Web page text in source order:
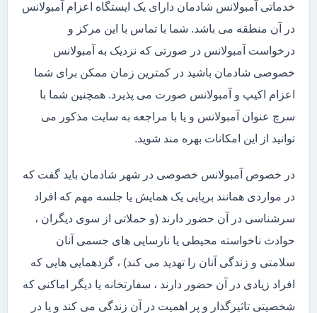
خدماتی آمبولانس شادمان دارای یک ایستگاه اعزام آمبولانس
در آن منطقه می باشد. شما با تماس با این مرکز و
درخواست آمبولانس در صورتی که نزدیک به آمبولانس
خصوصی شادمان باشید در کمترین زمان ممکن برای شما
اعزام اکیپ و آمبولانس صورت می پذیرد. همچنین شما با
سرچ عنوان آمبولانس و یا با مراجعه به سایت مذکور می
توانید از این امکانات بهره مند شوید.
در خصوص آمبولانس خصوصی در شهر شادمان باید گفت که
در مواردی همانند برپایی یک همایش یا جلسه مهم که افراد
سرشناسی در آن حضور دارند (و حملاتی از سوی دیگران ،
حوادث ناخواسته محیطی یا نارسایی های جسمی آنان
سلامتی و زندگی آنان را تهدید می کند) ، گردهمایی هایی که
افراد زیادی در آن حضور دارند ، سفارتخانه یا دیگر اماکنی که
شخصیتی تاثیرگذار و پر اهمیت در آن زندگی می کند و یا در